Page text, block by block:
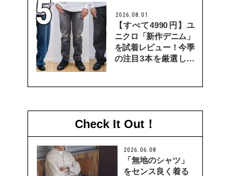
2026.08.01
【すべて4990円】ユ
ニクロ「新作デニム」
を試着レビュー！今季
の注目3本を厳選して
Check It Out！
2026.06.08
「無地のシャツ」
をセンス良く着る